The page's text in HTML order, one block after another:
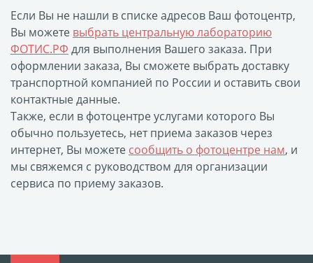
Если Вы не нашли в списке адресов Ваш фотоцентр,
Вы можете выбрать центральную лабораторию
ФОТИС.РФ для выполнения Вашего заказа. При
оформлении заказа, Вы сможете выбрать доставку
транспортной компанией по России и оставить свои
контактные данные.
Также, если в фотоцентре услугами которого Вы
обычно пользуетесь, нет приема заказов через
интернет, Вы можете сообщить о фотоцентре нам, и
мы свяжемся с руководством для организации
сервиса по приему заказов.